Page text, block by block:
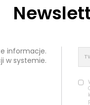
informacje.
w systemie.